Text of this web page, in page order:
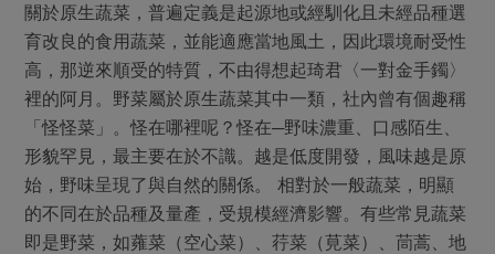
防災用品
最新產品
優惠專區
素食專區
樂齡友善
養身食補
節慶大餐
高麗菜海鮮煎餅
傳到心坎裡，誠心又澎派
典藏閱覽室
最新消息
媒體報導
下載專區
地區活動
社務會議 地區活動
活動報下載
關於原生蔬菜，普遍定義是起源地或經馴化且未經品種選
育改良的食用蔬菜，並能適應當地風土，因此環境耐受性
高，那逆來順受的特質，不由得想起琦君〈一對金手鐲〉
裡的阿月。野菜屬於原生蔬菜其中一類，社內曾有個趣稱
「怪怪菜」。怪在哪裡呢？怪在─野味濃重、口感陌生、
形貌罕見，最主要在於不識。越是低度開發，風味越是原
始，野味呈現了與自然的關係。 相對於一般蔬菜，明顯
的不同在於品種及量產，受規模經濟影響。有些常見蔬菜
即是野菜，如蕹菜（空心菜）、荇菜（莧菜）、茼蒿、地